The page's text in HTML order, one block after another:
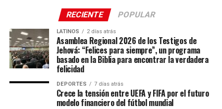
RECIENTE POPULAR
LATINOS 2 días atrás
Asamblea Regional 2026 de los Testigos de
Jehová: “Felices para siempre”, un programa
basado en la Biblia para encontrar la verdadera
felicidad
DEPORTES 7 días atrás
Crece la tensión entre UEFA y FIFA por el futuro
modelo financiero del fútbol mundial